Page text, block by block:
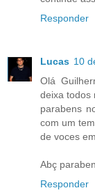
Responder
Lucas 10
Olá
deixa todos
parabens
com um
de voces
Abç
Responder